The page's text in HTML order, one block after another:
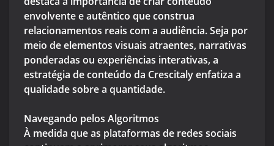
envolvente e autêntico que construa
relacionamentos reais com a audiência. Seja por
meio de elementos visuais atraentes, narrativas
ponderadas ou experiências interativas, a
estratégia de conteúdo da Crescitaly enfatiza a
qualidade sobre a quantidade.
Navegando pelos Algoritmos
À medida que as plataformas de redes sociais